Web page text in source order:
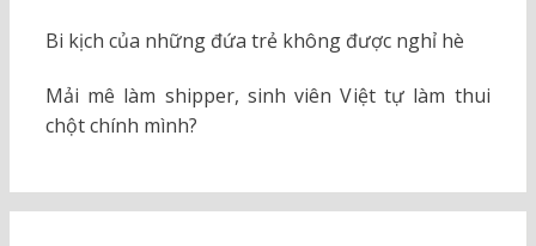
Bi kịch của những đứa trẻ không được nghỉ hè
Mải mê làm shipper, sinh viên Việt tự làm thui
chột chính mình?